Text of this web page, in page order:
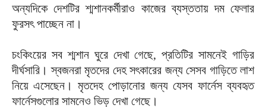
অন্যদিকে দেশটির শ্মশানকর্মীরাও কাজের ব্যস্ততায় দম ফেলার
ফুরসৎ পাচ্ছেন না।
চংকিংয়ের সব শ্মশান ঘুরে দেখা গেছে, প্রতিটির সামনেই গাড়ির
দীর্ঘসারি। স্বজনরা মৃতদের দেহ সৎকারের জন্য সেসব গাড়িতে লাশ
নিয়ে এসেছেন। মৃতদেহ পোড়ানোর জন্য যেসব ফার্নেস ব্যবহৃত
ফার্নেসগুলোর সামনেও ভিড় দেখা গেছে।